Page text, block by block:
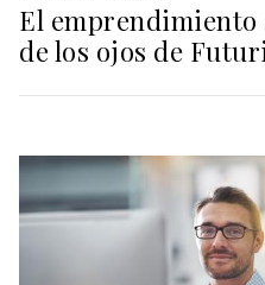
El emprendimiento
de los ojos de